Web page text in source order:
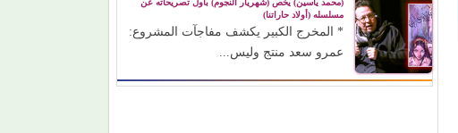
(محمد ياسين) يخص (شهريار النجوم) بأول تصريحاته عن
مسلسله (أولاد حاراتنا)
* المخرج الكبير يكشف مفاجآت المشروع:
عمرو سعد منتج وليس...